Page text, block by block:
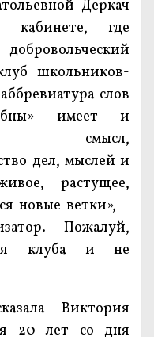
Деркач
где
школьников-
слов
имеет и
смысл,
дел, мыслей и
растущее,
новые ветки», –
Пожалуй,
клуба и не
Виктория
20 лет со дня